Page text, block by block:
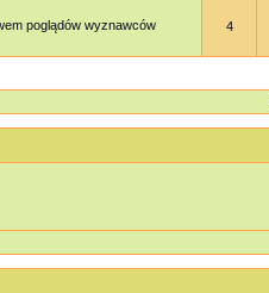
poglądów wyznawców
4